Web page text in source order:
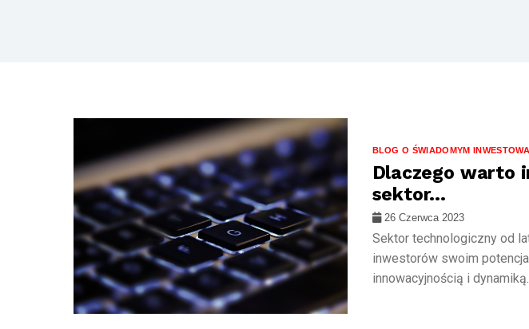
BLOG O ŚWIADOMYM
Dlaczego warto
sektor...
26 Czerwca 2023
Sektor technologiczny od
inwestorów swoim
innowacyjnością i